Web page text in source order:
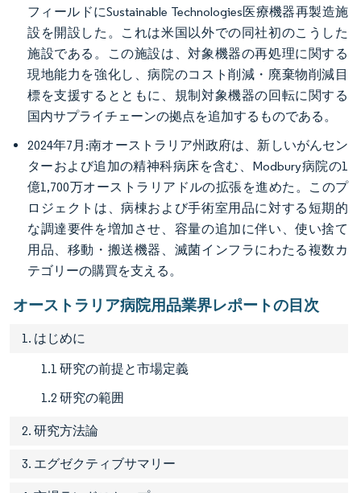
フィールドにSustainable Technologies医療機器再製造施
設を開設した。これは米国以外での同社初のこうした
施設である。この施設は、対象機器の再処理に関する
現地能力を強化し、病院のコスト削減・廃棄物削減目
標を支援するとともに、規制対象機器の回転に関する
国内サプライチェーンの拠点を追加するものである。
2024年7月:南オーストラリア州政府は、新しいがんセン
ターおよび追加の精神科病床を含む、Modbury病院の1
億1,700万オーストラリアドルの拡張を進めた。このプ
ロジェクトは、病棟および手術室用品に対する短期的
な調達要件を増加させ、容量の追加に伴い、使い捨て
用品、移動・搬送機器、滅菌インフラにわたる複数カ
テゴリーの購買を支える。
オーストラリア病院用品業界レポートの目次
1. はじめに
1.1 研究の前提と市場定義
1.2 研究の範囲
2. 研究方法論
3. エグゼクティブサマリー